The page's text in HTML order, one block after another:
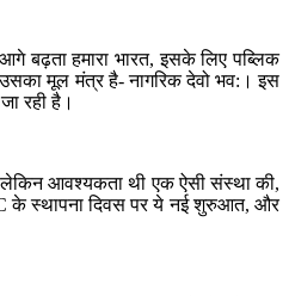
बढ़ता हमारा भारत, इसके लिए पब्लिक
मूल मंत्र है- नागरिक देवो भव:। इस
रही है।
आवश्यकता थी एक ऐसी संस्था की,
के स्थापना दिवस पर ये नई शुरुआत, और